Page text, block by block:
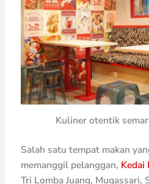
Kuliner otentik
Salah satu tempat makan
memanggil pelanggan, Kedai
Tri Lomba Juang, Mugassari,